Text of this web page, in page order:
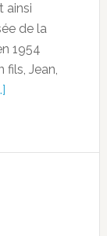
ainsi
de la
1954
fils, Jean,